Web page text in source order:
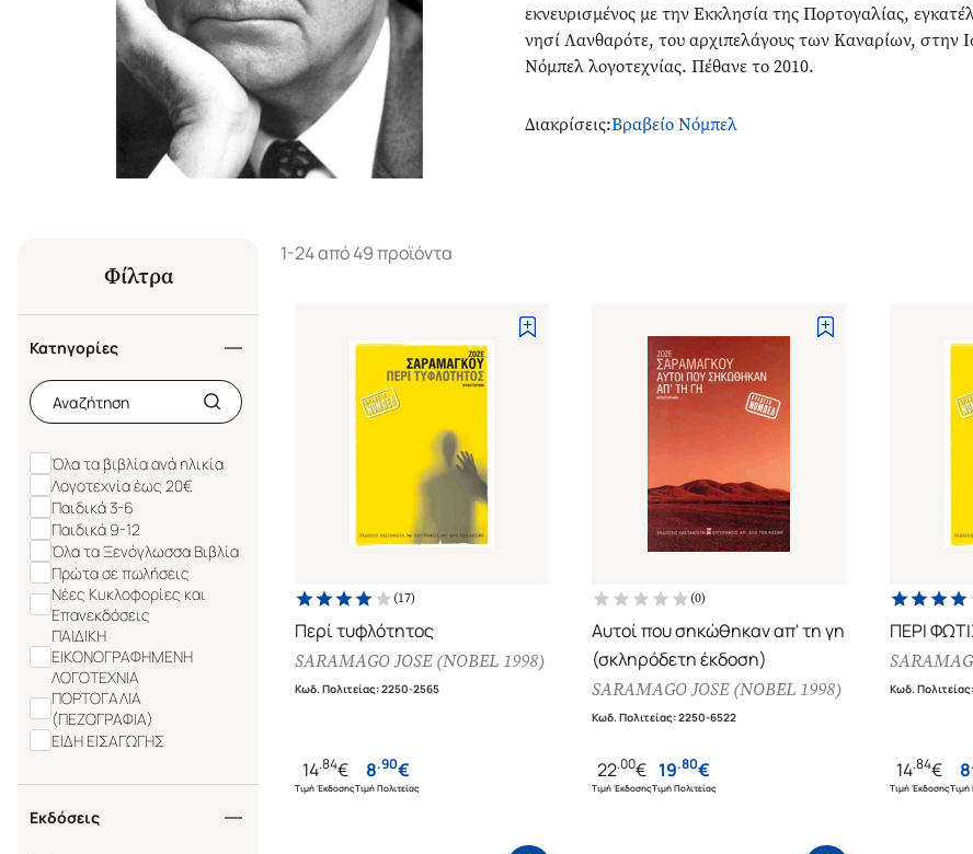
εκνευρισμένος με την Εκκλησία της Πορτογαλίας,
νησί Λανθαρότε, του αρχιπελάγους των Καναρίων, στην
Νόμπελ λογοτεχνίας. Πέθανε το 2010.
Διακρίσεις:Βραβείο Νόμπελ
Φίλτρα
Κατηγορίες
Όλα τα βιβλία ανά ηλικία
Λογοτεχνία έως 20€
Παιδικά 3-6
Παιδικά 9-12
Όλα τα Ξενόγλωσσα Βιβλία
Πρώτα σε πωλήσεις
Νέες Κυκλοφορίες και
Επανεκδόσεις
ΠΑΙΔΙΚΗ
ΕΙΚΟΝΟΓΡΑΦΗΜΕΝΗ
ΛΟΓΟΤΕΧΝΙΑ
ΠΟΡΤΟΓΑΛΙΑ
(ΠΕΖΟΓΡΑΦΙΑ)
ΕΙΔΗ ΕΙΣΑΓΩΓΗΣ
Εκδόσεις
1-24 από 49 προϊόντα
(17)
Περί τυφλότητος
SARAMAGO JOSE (NOBEL 1998)
Κωδ. Πολιτείας:2250-2565
14.84€
Τιμή Έκδοσης
8.90€
Τιμή Πολιτείας
(0)
Αυτοί που σηκώθηκαν απ' τη γη
(σκληρόδετη έκδοση)
SARAMAGO JOSE (NOBEL 1998)
Κωδ. Πολιτείας:2250-6522
22.00€
Τιμή Έκδοσης
19.80€
Τιμή Πολιτείας
ΠΕΡΙ
Κωδ. Πολιτείας:
14.84€
Τιμή Έκδοσης
8.
Τιμή